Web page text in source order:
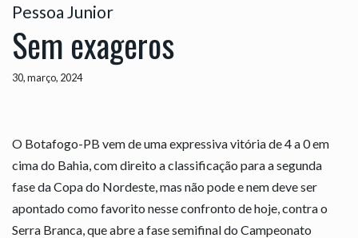
Pessoa Junior
Sem exageros
30, março, 2024
O Botafogo-PB vem de uma expressiva vitória de 4 a 0 em
cima do Bahia, com direito a classificação para a segunda
fase da Copa do Nordeste, mas não pode e nem deve ser
apontado como favorito nesse confronto de hoje, contra o
Serra Branca, que abre a fase semifinal do Campeonato